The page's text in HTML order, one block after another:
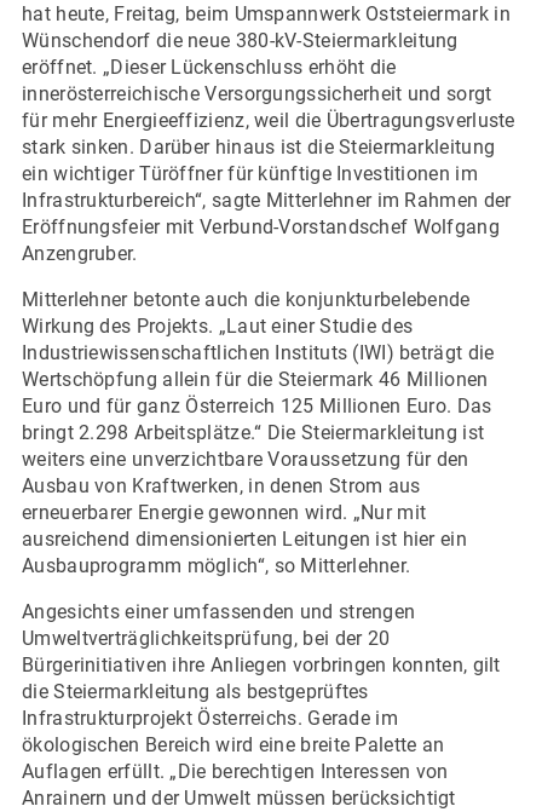
hat heute, Freitag, beim Umspannwerk Oststeiermark in
Wünschendorf die neue 380-kV-Steiermarkleitung
eröffnet. „Dieser Lückenschluss erhöht die
innerösterreichische Versorgungssicherheit und sorgt
für mehr Energieeffizienz, weil die Übertragungsverluste
stark sinken. Darüber hinaus ist die Steiermarkleitung
ein wichtiger Türöffner für künftige Investitionen im
Infrastrukturbereich“, sagte Mitterlehner im Rahmen der
Eröffnungsfeier mit Verbund-Vorstandschef Wolfgang
Anzengruber.
Mitterlehner betonte auch die konjunkturbelebende
Wirkung des Projekts. „Laut einer Studie des
Industriewissenschaftlichen Instituts (IWI) beträgt die
Wertschöpfung allein für die Steiermark 46 Millionen
Euro und für ganz Österreich 125 Millionen Euro. Das
bringt 2.298 Arbeitsplätze.“ Die Steiermarkleitung ist
weiters eine unverzichtbare Voraussetzung für den
Ausbau von Kraftwerken, in denen Strom aus
erneuerbarer Energie gewonnen wird. „Nur mit
ausreichend dimensionierten Leitungen ist hier ein
Ausbauprogramm möglich“, so Mitterlehner.
Angesichts einer umfassenden und strengen
Umweltverträglichkeitsprüfung, bei der 20
Bürgerinitiativen ihre Anliegen vorbringen konnten, gilt
die Steiermarkleitung als bestgeprüftes
Infrastrukturprojekt Österreichs. Gerade im
ökologischen Bereich wird eine breite Palette an
Auflagen erfüllt. „Die berechtigen Interessen von
Anrainern und der Umwelt müssen berücksichtigt